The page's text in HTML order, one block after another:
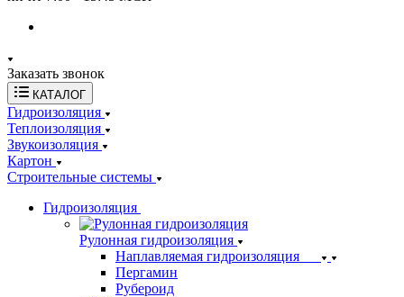
Заказать звонок
КАТАЛОГ
Гидроизоляция
Теплоизоляция
Звукоизоляция
Картон
Строительные системы
Гидроизоляция
Рулонная гидроизоляция
Наплавляемая гидроизоляция
Пергамин
Рубероид